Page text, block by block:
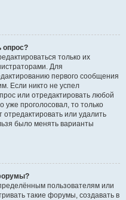
опрос?
только их
Для
первого сообщения
Если никто не успел
или отредактировать любой
уже проголосовал, то только
или удалить
было менять варианты
пользователям или
такие форумы, создавать в